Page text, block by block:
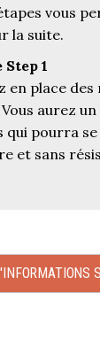
vous
la suite.
1
en place des
aurez
qui pourra
et sans